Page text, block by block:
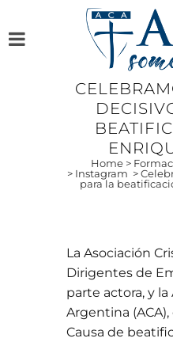
Home >
> Instagram >
para la
La Asociación
Dirigentes de
parte actora, y
Argentina (ACA),
Causa de